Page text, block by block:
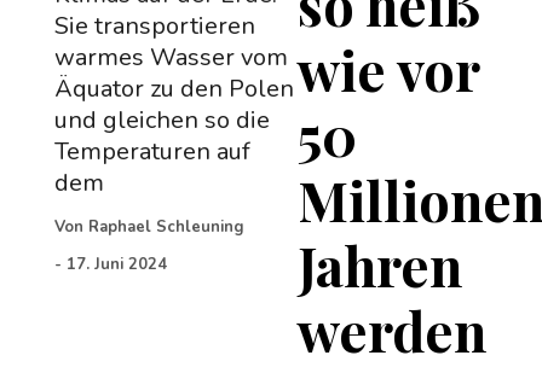
wie vor
50
Jahren
werden
Sie transportieren
warmes Wasser vom
Äquator zu den Polen
und gleichen so die
Temperaturen auf
dem
Von Raphael Schleuning
- 17. Juni 2024